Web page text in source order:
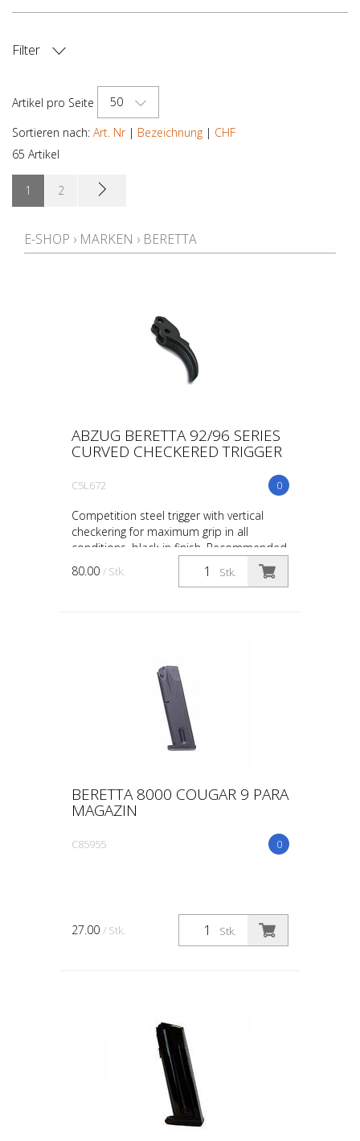
Filter
TEIL
MODELL
Artikel pro Seite
50
Sortieren nach: Art. Nr| Bezeichnung | CHF
65 Artikel
1 2
E-SHOP › MARKEN › BERETTA
ABZUG BERETTA 92/96 SERIES
CURVED CHECKERED TRIGGER
0
C5L672
Competition steel trigger with vertical
checkering for maximum grip in all
conditions, black in finish. Recommended
for competition use. The perfect Length
of Pull: Curve...
Stk.
80.00 / Stk.
BERETTA 8000 COUGAR 9 PARA
MAGAZIN
0
C85955
Stk.
27.00 / Stk.